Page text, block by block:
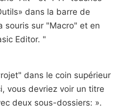
dans la barre de
souris sur "Macro" et en
Editor. "
dans le coin supérieur
vous devriez voir un titre
deux sous-dossiers: ».